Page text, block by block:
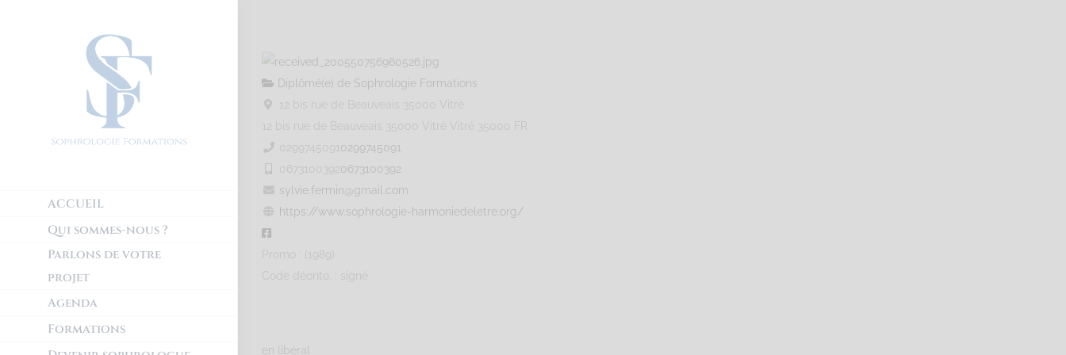
ACCUEIL
Qui sommes-nous ?
Parlons de votre
projet
Agenda
Formations
Diplômé(e) de Sophrologie Formations
12 bis rue de Beauveais 35000 Vitré
12 bis rue de Beauveais 35000 Vitré
Vitré 35000
0299745091 0299745091
0673100392 0673100392
sylvie.fermin@gmail.com
https://www.sophrologie-harmoniedeletre.org/
Promo : (1989)
Code déonto. : signé
en libéral